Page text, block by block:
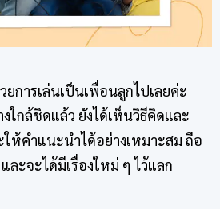
การเล่นเป็นเพื่อนลูกไปเลยค่ะ
ใกล้ชิดแล้ว ยังได้เห็นวิธีคิดและ
ห้คำแนะนำได้อย่างเหมาะสม ถือ
ละจะได้มีเรื่องใหม่ ๆ ไว้แลก